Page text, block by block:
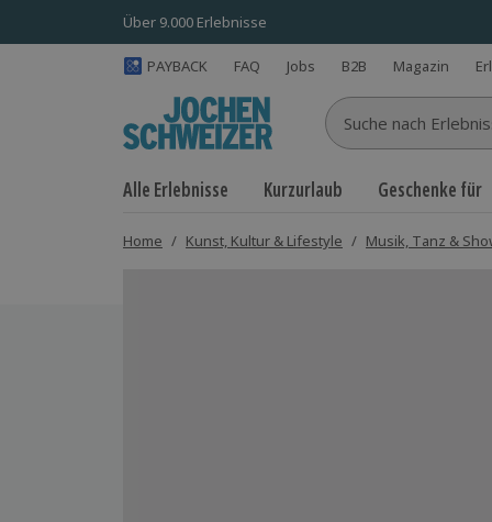
Über 9.000 Erlebnisse
PAYBACK FAQ Jobs B2B Magazin
Suche nach
Alle Erlebnisse Kurzurlaub Geschenke für
Home / Kunst, Kultur & Lifestyle / Musik, Tanz &